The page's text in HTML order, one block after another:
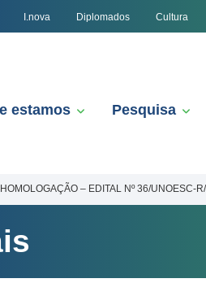
I.nova Diplomados Cultura
estamos Pesquisa
HOMOLOGAÇÃO – EDITAL Nº 36/UNOESC-